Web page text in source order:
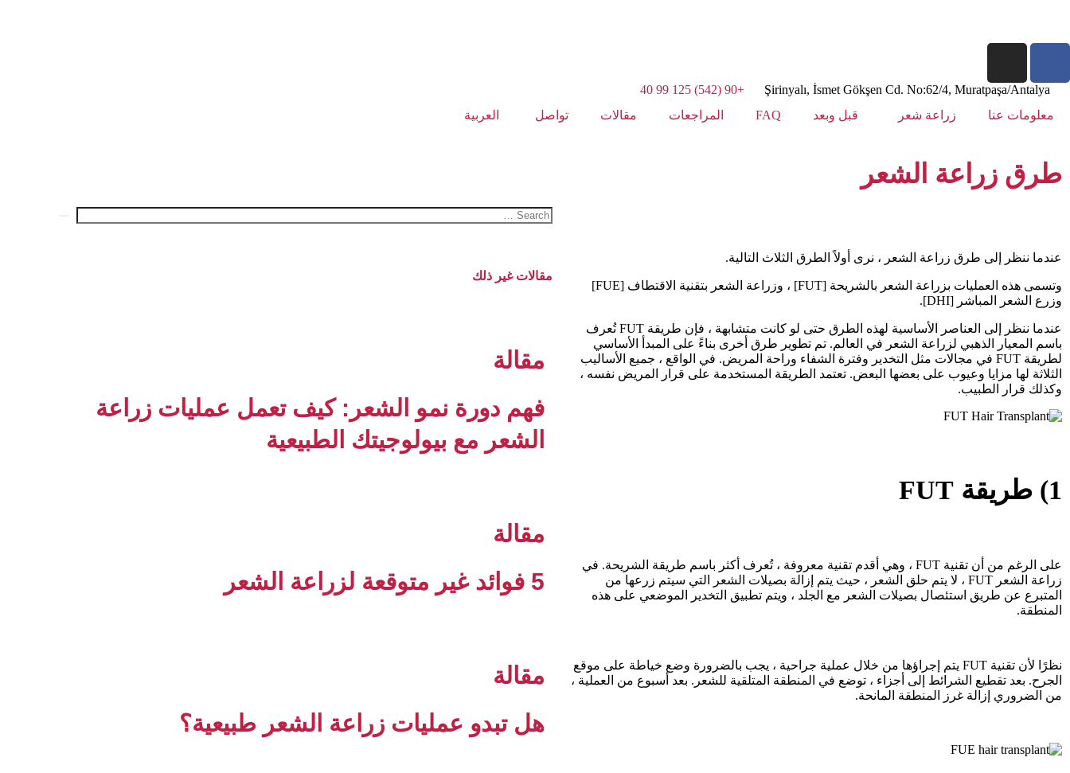
Şirinyalı, İsmet Gökşen Cd. No:62/4, Muratpaşa/Antalya
+90 (542) 125 99 40
معلومات عنا
زراعة شعر قبل وبعد FAQ المراجعات مقالات تواصل العربية
طرق زراعة الشعر
عندما ننظر إلى طرق زراعة الشعر ، نرى أولاً الطرق الثلاث التالية.
وتسمى هذه العمليات بزراعة الشعر بالشريحة [FUT] ، وزراعة الشعر بتقنية الاقتطاف [FUE]
وزرع الشعر المباشر [DHI].
عندما ننظر إلى العناصر الأساسية لهذه الطرق حتى لو كانت متشابهة ، فإن طريقة FUT تُعرف
باسم المعيار الذهبي لزراعة الشعر في العالم. تم تطوير طرق أخرى بناءً على المبدأ الأساسي
لطريقة FUT في مجالات مثل التخدير وفترة الشفاء وراحة المريض. في الواقع ، جميع الأساليب
الثلاثة لها مزايا وعيوب على بعضها البعض. تعتمد الطريقة المستخدمة على قرار المريض نفسه ،
وكذلك قرار الطبيب.
1) طريقة FUT
على الرغم من أن تقنية FUT ، وهي أقدم تقنية معروفة ، تُعرف أكثر باسم طريقة الشريحة. في
زراعة الشعر FUT ، لا يتم حلق الشعر ، حيث يتم إزالة بصيلات الشعر التي سيتم زرعها من
المتبرع عن طريق استئصال بصيلات الشعر مع الجلد ، ويتم تطبيق التخدير الموضعي على هذه
المنطقة.
نظرًا لأن تقنية FUT يتم إجراؤها من خلال عملية جراحية ، يجب بالضرورة وضع خياطة على موقع
الجرح. بعد تقطيع الشرائط إلى أجزاء ، توضع في المنطقة المتلقية للشعر. بعد أسبوع من العملية ،
من الضروري إزالة غرز المنطقة المانحة.
مقالات غير ذلك
مقالة
فهم دورة نمو الشعر: كيف تعمل عمليات زراعة
الشعر مع بيولوجيتك الطبيعية
مقالة
5 فوائد غير متوقعة لزراعة الشعر
مقالة
هل تبدو عمليات زراعة الشعر طبيعية؟